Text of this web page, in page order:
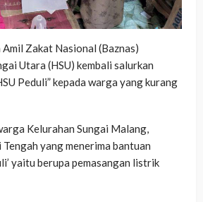
Zakat Nasional (Baznas)
Utara (HSU) kembali salurkan
Peduli” kepada warga yang kurang
Kelurahan Sungai Malang,
yang menerima bantuan
yaitu berupa pemasangan listrik